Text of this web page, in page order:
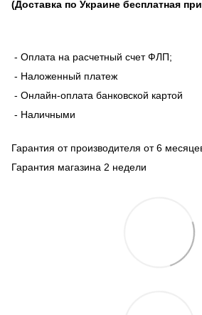
(Доставка по Украине бесплатная
- Оплата на расчетный счет ФЛП;
- Наложенный платеж
- Онлайн-оплата банковской картой
- Наличными
Гарантия от производителя от 6
Гарантия магазина 2 недели